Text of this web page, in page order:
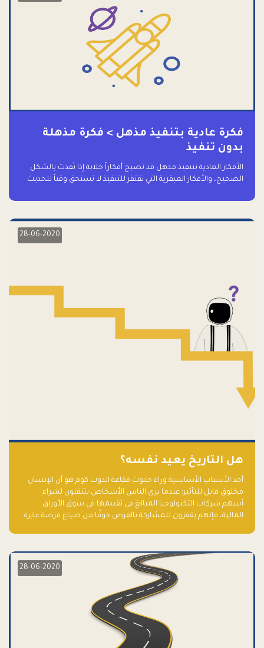
فكرة عادية بتنفيذ مذهل > فكرة مذهلة
بدون تنفيذ
الأفكار العادية بتنفيذ مذهل قد تصبح أفكاراً خلابة إذا نُفذت بالشكل
الصحيح، والأفكار العبقرية التي تفتقر للتنفيذ لا تستحق وقتاً للحديث
28-06-2020
هل التاريخ يعيد نفسه؟
أحد الأسباب الأساسية وراء حدوث فقاعة الدوت كوم هو أن الإنسان
مخلوق قابل للتأثير؛ عندما يرى الناس الأشخاص يتنقلون لشراء
أسهم شركات التكنولوجيا المبالغ في تقييمها في سوق الأوراق
المالية، فإنهم يقفزون للمشاركة بالفرص خوفًا من ضياع فرصة عابرة
28-06-2020